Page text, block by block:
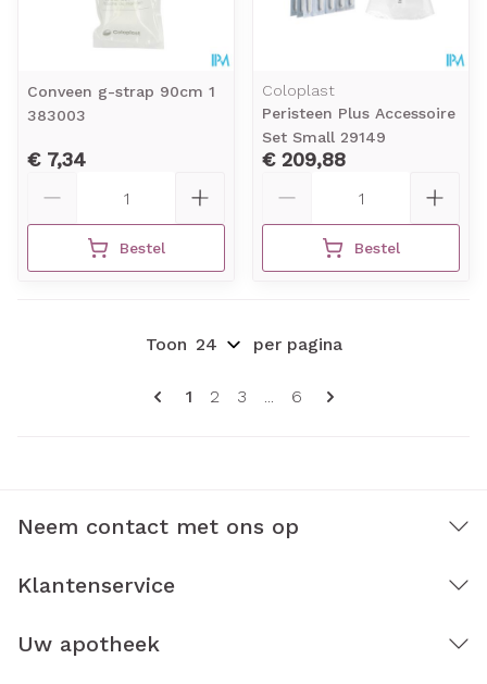
Conveen g-strap 90cm 1
383003
€ 7,34
Bestel
Coloplast
Peristeen Plus Accessoire
Set Small 29149
€ 209,88
Bestel
Pagina's
U lees momenteel pagina
1 Pagina
2 Pagina
3 ... Pagina
6
Toon per pagina
Neem contact met ons op
Klantenservice
Uw apotheek